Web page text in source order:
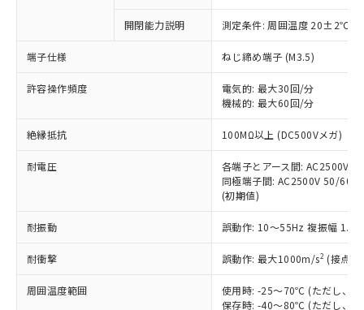
開閉能力説明 測定条件: 周囲温度 20±2℃、
端子仕様 ねじ締め端子 (M3.5)
許容操作頻度
電気的: 最大30回/分
機械的: 最大60回/分
絶縁抵抗 100MΩ以上 (DC500Vメガ)
耐電圧
各端子とアース間: AC2500V
同極端子間: AC2500V 50/
(初期値)
耐振動 誤動作: 10～55Hz 複振幅
耐衝撃 誤動作: 最大1000m/s2 (接点
周囲温度範囲
使用時: -25～70℃ (ただし、氷
保存時: -40～80℃ (ただし、氷
以下の条件をお読みいただき、同意のうえ
本サービスは、当社制御機器事業取扱
商品の当社在庫状況および標準価格
(税抜)を提供させていただくもので
当社制御機器事業取扱商品の中には、
本サービスの対象外となる商品もある
ことをご了承ください。
在庫状況および標準価格照会結果は、
記載している更新日時点での社内デー
タに基づき作成されるものであり、閲
覧された時点での実際の在庫および標
準価格とは異なる場合があることをご
正式な納期状況および標準価格はお客
対応予定なし：EU RoHS指令（10物質）の
定はありません。
調査・確認中：EU RoHS指令（10物質）の
非含有の対応状況を調査中または確認中の
非該当品：ライセンス料など無形物で、有
害物質有無と関係のない商品です。
仕入先様の事情により、非含有部品として
いたものが、含有品と判明した場合などや
むを得ず変更することがあります。
鉛(Pb) 1000ppm以下、 水銀(Hg) 1000ppm以下、 カド
六価クロム(Cr(Ⅵ)) 1000ppm以下、ポリ臭化ビフェニル
類(PBB) 1000ppm以下、ポリ臭化ジフェニルエーテル類
(PBDE) 1000ppm以下、フタル酸ビス(2-エチルヘキシ
ル) (DEHP)(別名：DOP) 1000ppm以下、フタル酸ブチ
※1 中国RoHS○×表
「○」：最大均質材料含有率が中国RoHSの
基準値以下であることを示します。
「×」：最大均質材料含有率が中国RoHSの
基準値を超えていることを示します。
「－」：未確認です。当社販売部門へお問
Cr(Ⅵ)(六価クロム) : 1000ppm、 PBBs(ポリ臭化ビフェ
ニル類) : 1000ppm、 PBDEs(ポリ臭化ジフェニルエーテ
ル類) : 1000ppm、
当社は、これら貴社製品のうち、外国
為替および外国貿易法に定める商品
（以下｢規制貨物等」という）を輸出
または国外への提供する場合は、日本
国政府の輸出許可(または役務取引許
可)を取得するなどの必要な手続きを
当社は規制貨物を破棄する場合は、完
○ 一定数以上の在庫あり